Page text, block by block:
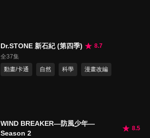
Dr.STONE 新石紀 (第四季)
8.7
全37集
動畫/卡通
自然 科學 漫畫改編
WIND BREAKER—防風少年—
Season 2
8.5